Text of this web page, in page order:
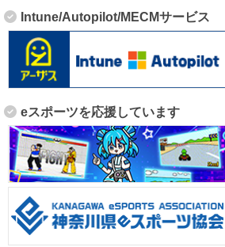
Intune/Autopilot/MECMサービス
eスポーツを応援しています